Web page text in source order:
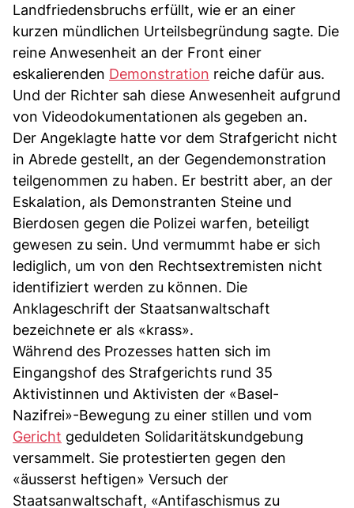
Landfriedensbruchs erfüllt, wie er an einer
kurzen mündlichen Urteilsbegründung sagte. Die
reine Anwesenheit an der Front einer
eskalierenden Demonstration reiche dafür aus.
Und der Richter sah diese Anwesenheit aufgrund
von Videodokumentationen als gegeben an.
Der Angeklagte hatte vor dem Strafgericht nicht
in Abrede gestellt, an der Gegendemonstration
teilgenommen zu haben. Er bestritt aber, an der
Eskalation, als Demonstranten Steine und
Bierdosen gegen die Polizei warfen, beteiligt
gewesen zu sein. Und vermummt habe er sich
lediglich, um von den Rechtsextremisten nicht
identifiziert werden zu können. Die
Anklageschrift der Staatsanwaltschaft
bezeichnete er als «krass».
Während des Prozesses hatten sich im
Eingangshof des Strafgerichts rund 35
Aktivistinnen und Aktivisten der «Basel-
Nazifrei»-Bewegung zu einer stillen und vom
Gericht geduldeten Solidaritätskundgebung
versammelt. Sie protestierten gegen den
«äusserst heftigen» Versuch der
Staatsanwaltschaft, «Antifaschismus zu